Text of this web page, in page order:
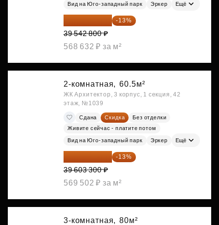
Вид на Юго-западный парк Эркер Ещё
34 402 236 ₽ -13%
39 542 800 ₽
568 632 ₽ за м²
2-комнатная, 60.5м²
ЖК Архитектор, 3 корпус, 1 секция, 42
этаж, №1039
Сдана Скидка
Без отделки
Живите сейчас - платите потом
Вид на Юго-западный парк Эркер Ещё
34 454 871 ₽ -13%
39 603 300 ₽
569 502 ₽ за м²
3-комнатная, 80м²